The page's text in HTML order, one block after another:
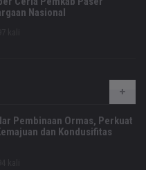
Nasional
Pembinaan Ormas, Perkuat
dan Kondusifitas